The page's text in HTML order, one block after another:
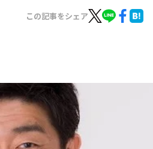
この記事をシェア